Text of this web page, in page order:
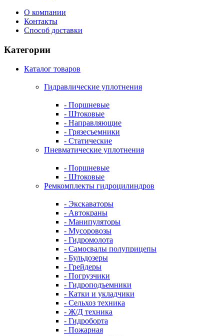
О компании
Контакты
Способ доставки
Категории
Каталог товаров
Гидравлические уплотнения
- Поршневые
- Штоковые
- Направляющие
- Грязесъемники
- Cтатические
Пневматические уплотнения
- Поршневые
- Штоковые
Ремкомплекты гидроцилиндров
- Экскаваторы
- Автокраны
- Манипуляторы
- Мусоровозы
- Гидромолота
- Самосвалы полуприцепы
- Бульдозеры
- Грейдеры
- Погрузчики
- Гидроподъемники
- Катки и укладчики
- Сельхоз техника
- Ж/Д техника
- Гидроборта
- Пожарная